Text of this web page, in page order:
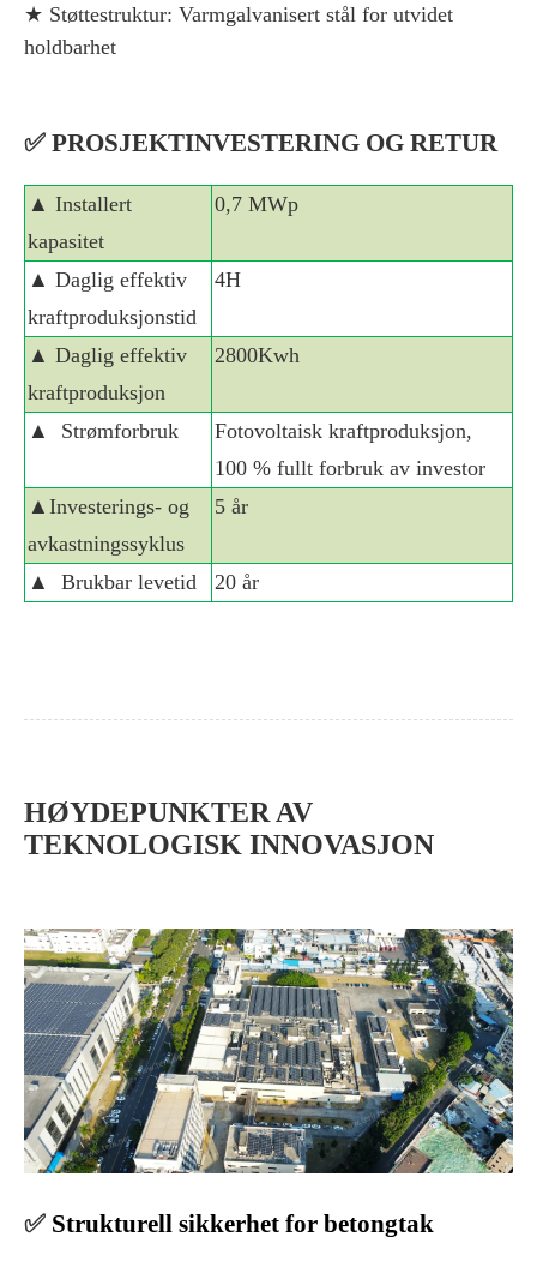
★ Støttestruktur: Varmgalvanisert stål for utvidet
holdbarhet
✅ PROSJEKTINVESTERING OG RETUR
▲ Installert
kapasitet
0,7 MWp
▲ Daglig effektiv
kraftproduksjonstid
4H
▲ Daglig effektiv
kraftproduksjon
2800Kwh
▲ Strømforbruk
Fotovoltaisk kraftproduksjon,
100 % fullt forbruk av investor
▲Investerings- og
avkastningssyklus
5 år
▲ Brukbar levetid 20 år
HØYDEPUNKTER AV
TEKNOLOGISK INNOVASJON
✅ Strukturell sikkerhet for betongtak